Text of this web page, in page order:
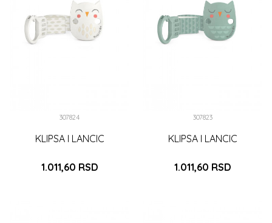
307824
KLIPSA I LANCIC
1.011,60 RSD
307823
KLIPSA I LANCIC
1.011,60 RSD